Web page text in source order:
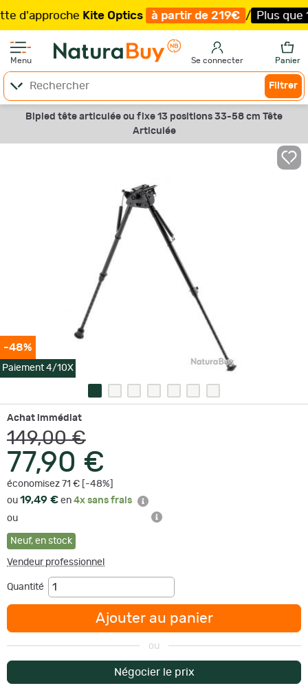
Kite Optics à partir de 219€ / Plus que 100
Menu Se connecter Panier
Filtrer
Bipied tête articulée ou fixe 13 positions 33-58 cm Tête
Articulée
-48%
Paiement 4/10X
Achat immédiat
149,00 €
77,90 €
économisez 71 € [-48%]
ou 19,49 € en 4x sans frais
ou
Neuf, en stock
Vendeur professionnel
Quantité
Ajouter au panier
ou
Négocier le prix